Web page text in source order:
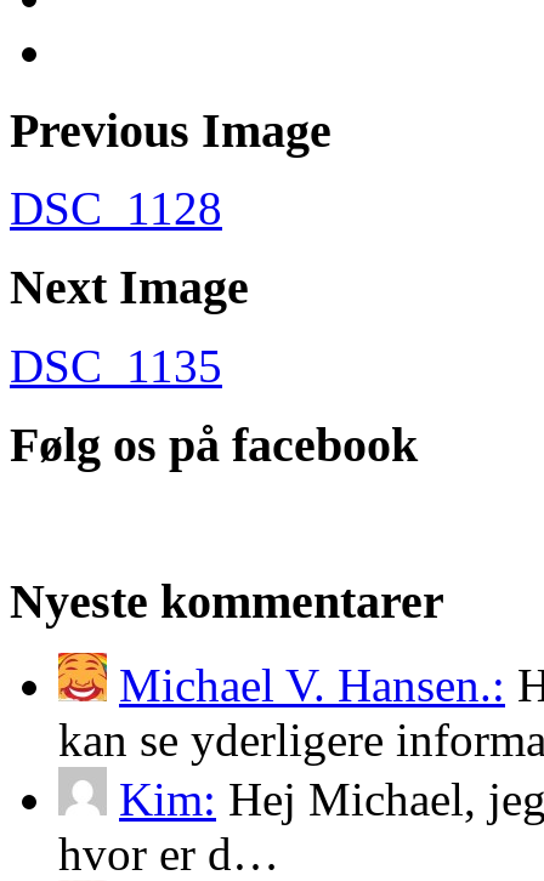
Previous Image
DSC_1128
Next Image
DSC_1135
Følg os på facebook
Nyeste kommentarer
Michael V. Hansen.:
kan se yderligere
Kim: Hej Michael,
hvor er d…